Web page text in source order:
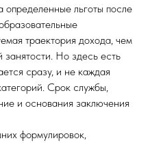
льготы после
траектория дохода, чем
занятости. Но здесь есть
сразу, и не каждая
Срок службы,
и основания заключения
формулировок,